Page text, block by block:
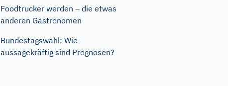
Foodtrucker werden – die etwas
anderen Gastronomen
Bundestagswahl: Wie
aussagekräftig sind Prognosen?